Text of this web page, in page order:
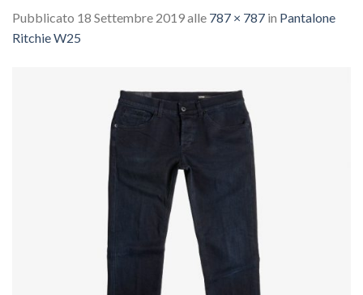
Pubblicato 18 Settembre 2019alle 787 × 787 in Pantalone
Ritchie W25